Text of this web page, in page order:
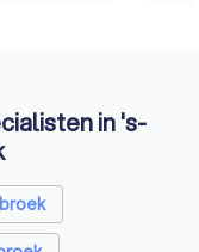
in 's-